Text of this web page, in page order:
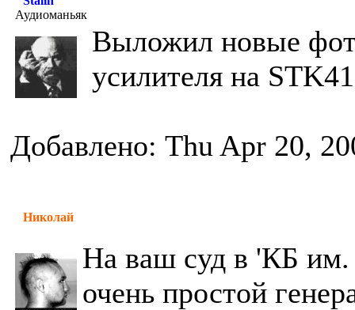
Аудиоманьяк
Выложил новые
усилителя на
Добавлено: Thu Apr 20,
Николай
На ваш суд в 'КБ
очень простой